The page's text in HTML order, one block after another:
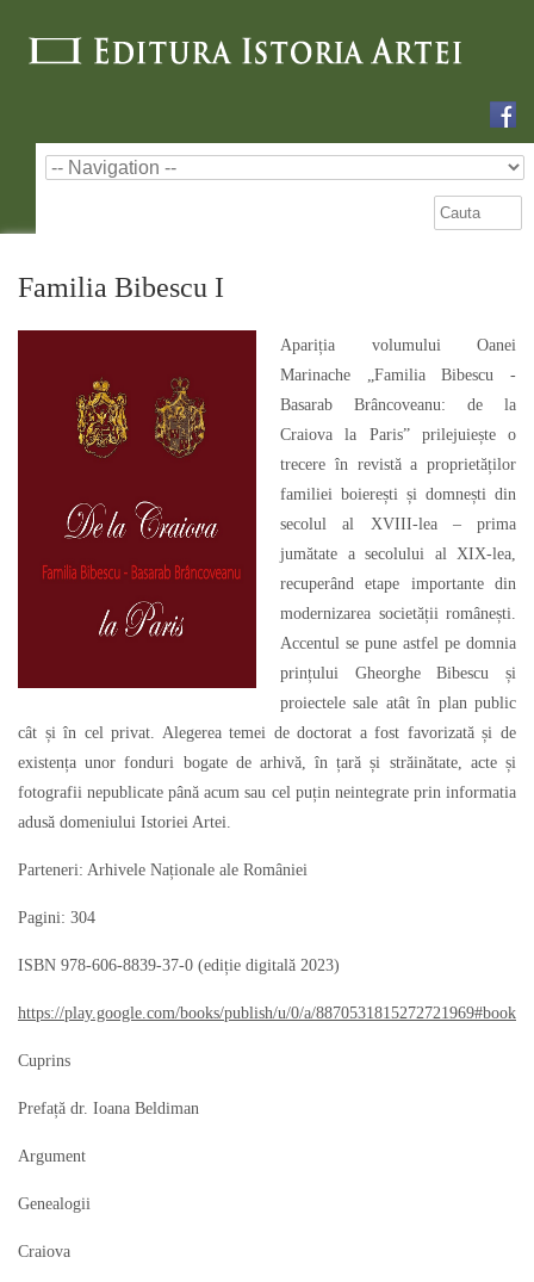
Familia Bibescu I
Apariția volumului Oanei
Marinache „Familia Bibescu -
Basarab Brâncoveanu: de la
Craiova la Paris” prilejuiește o
trecere în revistă a proprietăților
familiei boierești și domnești din
secolul al XVIII-lea – prima
jumătate a secolului al XIX-lea,
recuperând etape importante din
modernizarea societății românești.
Accentul se pune astfel pe domnia
prințului Gheorghe Bibescu și
proiectele sale atât în plan public
cât și în cel privat. Alegerea temei de doctorat a fost favorizată și de
existența unor fonduri bogate de arhivă, în țară și străinătate, acte și
fotografii nepublicate până acum sau cel puțin neintegrate prin informatia
adusă domeniului Istoriei Artei.
Parteneri: Arhivele Naționale ale României
Pagini: 304
ISBN 978-606-8839-37-0 (ediție digitală 2023)
https://play.google.com/books/publish/u/0/a/8870531815272721969#book/
Cuprins
Prefață dr. Ioana Beldiman
Argument
Genealogii
Craiova